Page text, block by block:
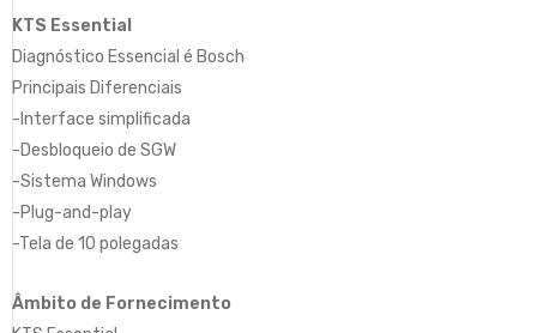
KTS Essential
Diagnóstico Essencial é Bosch
Principais Diferenciais
-Interface simplificada
-Desbloqueio de SGW
-Sistema Windows
-Plug-and-play
-Tela de 10 polegadas
Âmbito de Fornecimento